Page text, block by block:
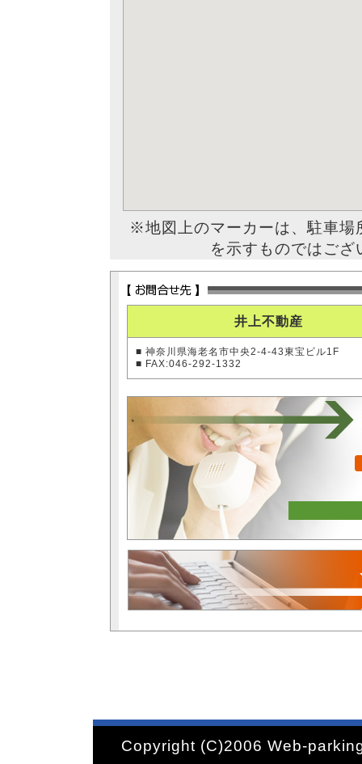
※地図上のマーカーは、駐車場
を示すものではご
井上不動産
■ 神奈川県海老名市中央2-4-43東宝ビル1F
■ FAX:046-292-1332
Copyright (C)2006 Web-